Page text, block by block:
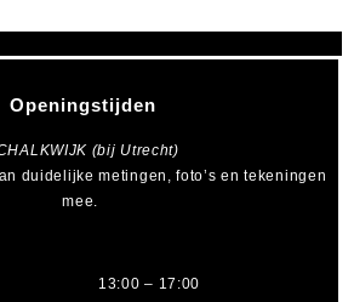
Openingstijden
(bij Utrecht)
duidelijke metingen, foto’s en tekeningen
mee.
13:00 – 17:00